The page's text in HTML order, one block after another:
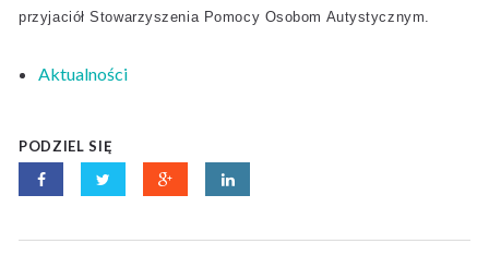
przyjaciół Stowarzyszenia Pomocy Osobom Autystycznym.
Aktualności
PODZIEL SIĘ